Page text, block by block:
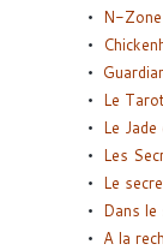
N-
Le
Le
Les
Le
Dans le
A la